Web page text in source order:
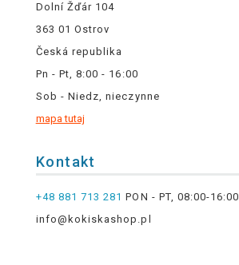
Dolní Žďár 104
363 01 Ostrov
Česká republika
Pn - Pt, 8:00 - 16:00
Sob - Niedz, nieczynne
mapa tutaj
Kontakt
+48 881 713 281 PON - PT, 08:00-16:00
info@kokiskashop.pl